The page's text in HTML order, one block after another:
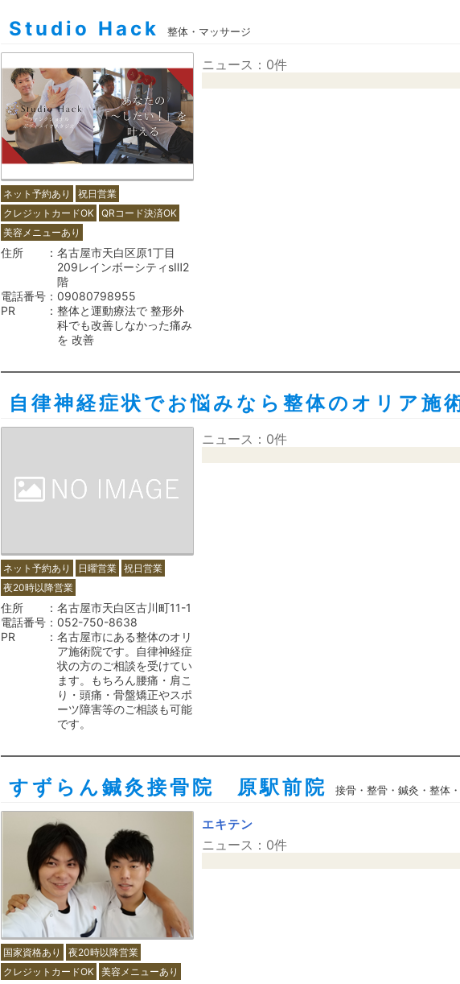
Studio Hack 整体・マッサージ
ネット予約あり
祝日営業
クレジットカードOK QRコード決済OK
美容メニューあり
住所
名古屋市天白区原1丁目
209レインボーシティsⅢ2
階
電話番号
09080798955
PR
整体と運動療法で 整形外
科でも改善しなかった痛み
を 改善
ニュース：0件
自律神経症状でお悩みなら整体のオリア施
ネット予約あり 日曜営業 祝日営業
夜20時以降営業
住所
名古屋市天白区古川町11-1
電話番号
052-750-8638
PR
名古屋市にある整体のオリ
ア施術院です。自律神経症
状の方のご相談を受けてい
ます。もちろん腰痛・肩こ
り・頭痛・骨盤矯正やスポ
ーツ障害等のご相談も可能
です。
ニュース：0件
すずらん鍼灸接骨院 原駅前院 接骨・整骨・鍼灸・整体
国家資格あり
夜20時以降営業
クレジットカードOK 美容メニューあり
エキテン
ニュース：0件